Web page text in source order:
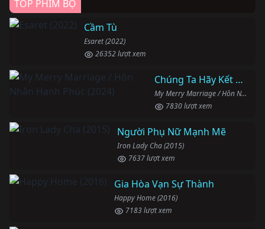
TOP PHIM BỘ
Cầm Tù
Esaret (2022)
26352 lượt xem
Chúng Ta Hãy Kết Hôn Nhé
My Merry Marriage / Hôn Nhân Hạnh Phúc (2024)
7830 lượt xem
Người Phụ Nữ Mạnh Mẽ
Iron Lady Cha (2015)
7637 lượt xem
Gia Hòa Vạn Sự Thành
Happy Home (2016)
7183 lượt xem